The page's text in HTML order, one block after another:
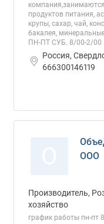
продуктов питания,
крупы, сахар, чай,
бакалея,
ПН-ПТ СУБ. 8/00-2/00
Россия,
666300146119
ООО
Производитель,
хозяйство
график работы пн-пт